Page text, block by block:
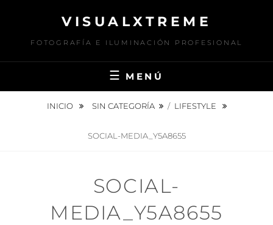
contenido
VISUALXTREME
FOTOGRAFÍA E ILUMINACIÓN PROFESIONAL
MENÚ
INICIO SIN CATEGORÍA / LIFESTYLE
SOCIAL-MEDIA_Y5A8655
SOCIAL-
MEDIA_Y5A8655